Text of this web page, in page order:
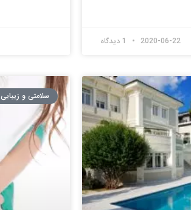
2020-06-22
سلامتی و زیبایی